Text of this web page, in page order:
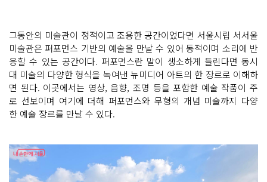
그동안의 미술관이 정적이고 조용한 공간이었다면 서울시립 서서울
미술관은 퍼포먼스 기반의 예술을 만날 수 있어 동적이며 소리에 반
응할 수 있는 공간이다. 퍼포먼스란 말이 생소하게 들린다면 동시
대 미술의 다양한 형식을 녹여낸 뉴미디어 아트의 한 장르로 이해하
면 된다. 이곳에서는 영상, 음향, 조명 등을 포함한 예술 작품이 주
로 선보이며 여기에 더해 퍼포먼스와 무형의 개념 미술까지 다양
한 예술 장르를 만날 수 있다.